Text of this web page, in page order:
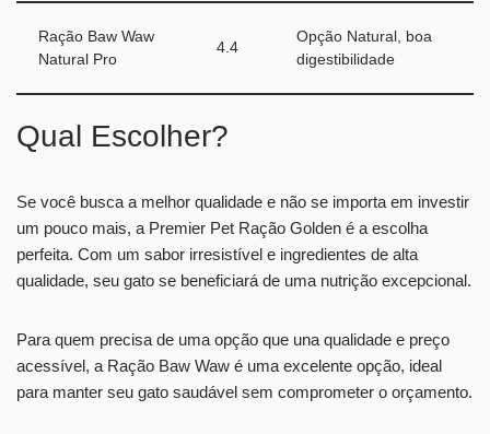
Ração Baw Waw
Natural Pro
4.4
Opção Natural, boa
digestibilidade
Qual Escolher?
Se você busca a melhor qualidade e não se importa em investir
um pouco mais, a Premier Pet Ração Golden é a escolha
perfeita. Com um sabor irresistível e ingredientes de alta
qualidade, seu gato se beneficiará de uma nutrição excepcional.
Para quem precisa de uma opção que una qualidade e preço
acessível, a Ração Baw Waw é uma excelente opção, ideal
para manter seu gato saudável sem comprometer o orçamento.